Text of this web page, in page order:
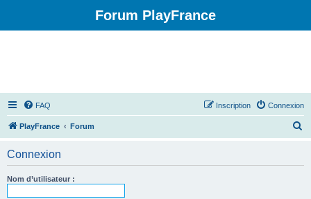
Forum PlayFrance
FAQ Connexion
Inscription
PlayFrance Forum
Connexion
Nom d’utilisateur :